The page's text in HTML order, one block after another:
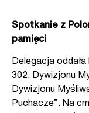
Spotkanie z
pamięci
Delegacja
302. Dywizjonu
Dywizjonu
Puchacze”. Na